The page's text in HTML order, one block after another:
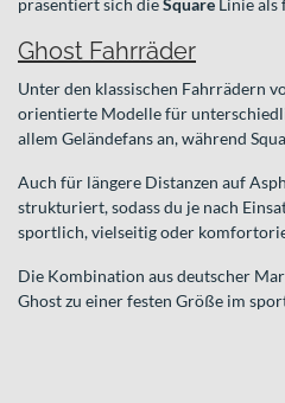
präsentiert sich dieSquare Linie als
Ghost Fahrräder
Unter den klassischen Fahrrädern
orientierte Modelle für
allem Geländefans an, während
Auch für längere Distanzen auf
strukturiert, sodass du je nach
sportlich, vielseitig oder
Die Kombination aus deutscher
Ghost zu einer festen Größe im